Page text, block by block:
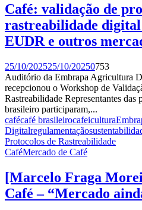
Café: validação de
rastreabilidade
EUDR e outros
25/10/202525/10/20250753
Auditório da Embrapa Agricultura
recepcionou o Workshop de
Rastreabilidade Representantes das
brasileiro participaram,...
cafécafé brasileirocafeicultura
Digitalregulamentação
Protocolos de Rastreabilidade
CaféMercado de Café
[Marcelo Fraga
Café – “Mercado